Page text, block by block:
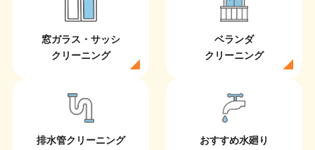
窓ガラス・サッシ
クリーニング
ベランダ
クリーニング
排水管クリーニング
おすすめ水廻り